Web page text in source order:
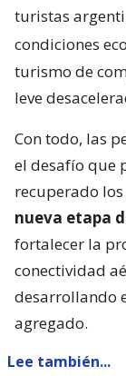
turistas
condiciones
turismo de
leve
Con todo, las
el desafío que
recuperado
nueva etapa
fortalecer la
conectividad
desarrollando
agregado.
Lee también...